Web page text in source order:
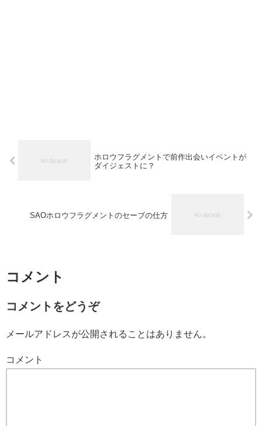
ホロウフラグメントで前作出会いイベントが
ダイジェストに？
SAOホロウフラグメントのセーブの仕方
コメント
コメントをどうぞ
メールアドレスが公開されることはありません。
コメント